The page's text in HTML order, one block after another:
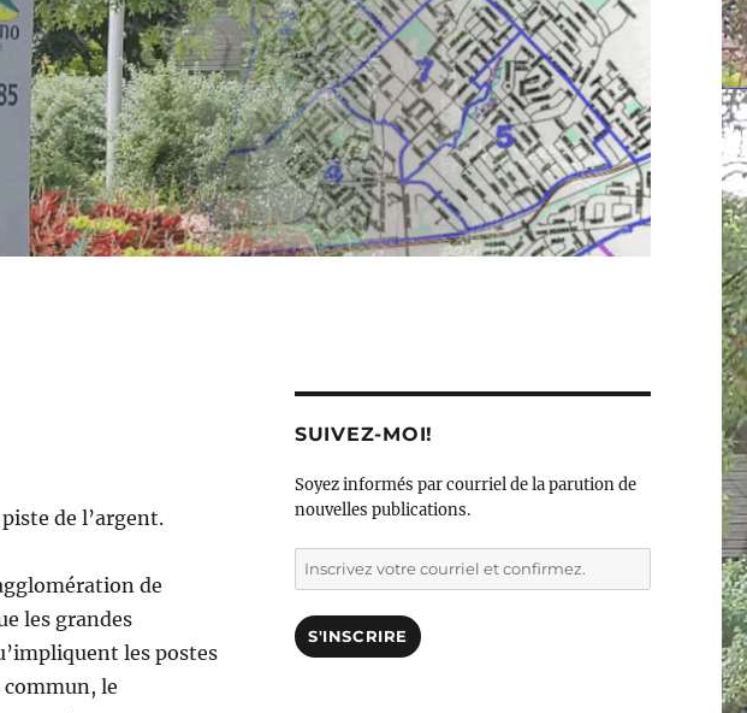
de l’argent.
de
les grandes
les postes
le
SUIVEZ-MOI!
Soyez informés par courriel de la parution de
nouvelles publications.
Inscrivez
votre
et
confirmez.
S'INSCRIRE